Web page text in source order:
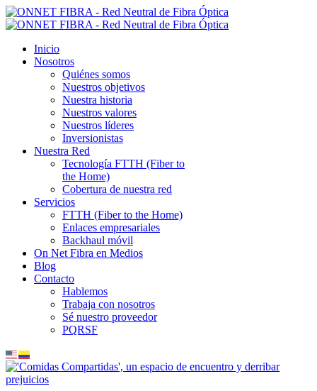
Inicio
Nosotros
Quiénes somos
Nuestros objetivos
Nuestra historia
Nuestros valores
Nuestros líderes
Inversionistas
Nuestra Red
Tecnología FTTH (Fiber to
the Home)
Cobertura de nuestra red
Servicios
FTTH (Fiber to the Home)
Enlaces empresariales
Backhaul móvil
On Net Fibra en Medios
Blog
Contacto
Hablemos
Trabaja con nosotros
Sé nuestro proveedor
PQRSF